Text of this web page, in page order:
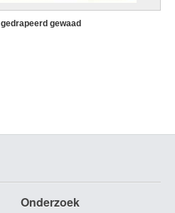
gewaad
Onderzoek